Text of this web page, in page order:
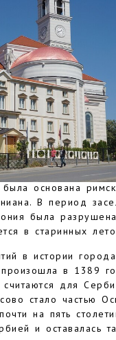
Македонией, тремя
а также Албанией.
отпечаток на
большинство
Несмотря на
в Приштине и
и религиозной
сербы
больше двух
основана
В период
была
в старинных
в истории
произошла в 1389
для
стало частью
на пять
и оставалась